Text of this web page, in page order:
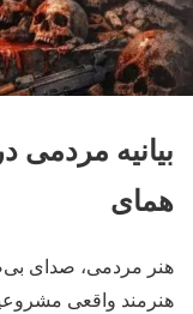
بیانیه مردمی
همای
هنر مردمی، صدای
هنرمند واقعی